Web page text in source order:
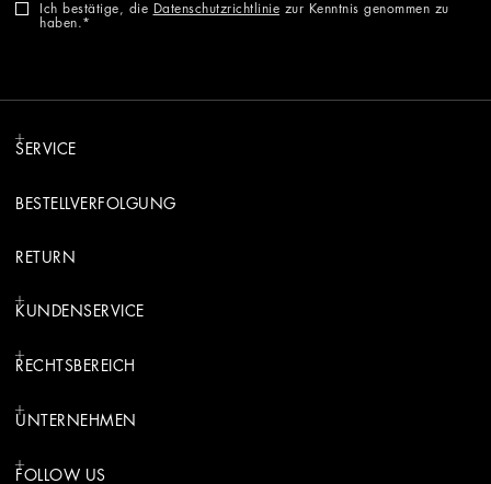
Ich bestätige, die Datenschutzrichtlinie zur Kenntnis genommen zu
haben.
SERVICE
BESTELLVERFOLGUNG
RETURN
KUNDENSERVICE
RECHTSBEREICH
UNTERNEHMEN
FOLLOW US